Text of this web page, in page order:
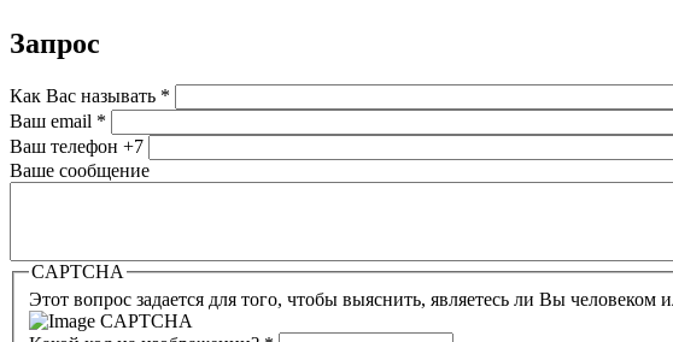
Запрос
Как Вас называть *
Ваш email *
Ваш телефон +7
Ваше сообщение
CAPTCHA
Этот вопрос задается для того, чтобы выяснить, являетесь ли Вы человеком